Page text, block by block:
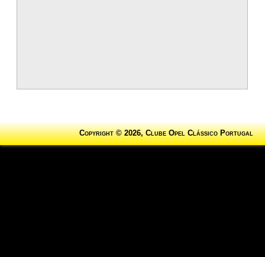
Copyright © 2026, Clube Opel Clássico Portugal